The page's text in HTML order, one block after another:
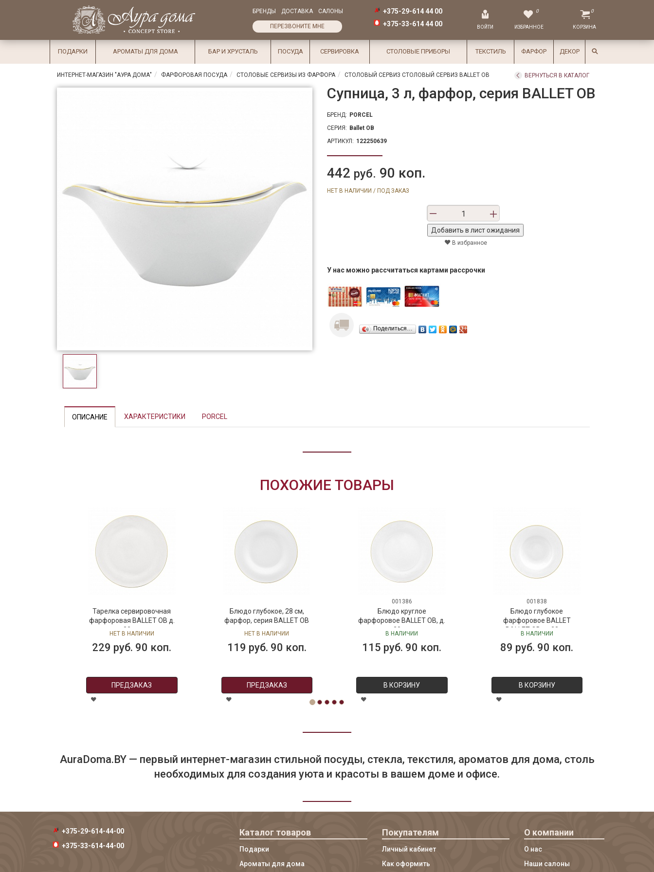
Избранное
×
СалоныДоставка
Оплата
Подарки
Ароматы
для дома
БРЕНДЫ ДОСТАВКА САЛОНЫ
ПЕРЕЗВОНИТЕ МНЕ
+375-29-614 44 00
+375-33-614 44 00
ВОЙТИ
0
ИЗБРАННОЕ
0
КОРЗИНА
ПОДАРКИ АРОМАТЫ ДЛЯ ДОМА БАР И ХРУСТАЛЬ ПОСУДА СЕРВИРОВКА СТОЛОВЫЕ ПРИБОРЫ ТЕКСТИЛЬ ФАРФОР ДЕКОР
ИНТЕРНЕТ-МАГАЗИН "АУРА ДОМА" ФАРФОРОВАЯ ПОСУДА СТОЛОВЫЕ СЕРВИЗЫ ИЗ ФАРФОРА СТОЛОВЫЙ СЕРВИЗ СТОЛОВЫЙ СЕРВИЗ BALLET OB ВЕРНУТЬСЯ В КАТАЛОГ
Супница, 3 л, фарфор, серия BALLET OB
БРЕНД: PORCEL
СЕРИЯ: Ballet OB
АРТИКУЛ: 122250639
442 руб. 90 коп.
НЕТ В НАЛИЧИИ / ПОД ЗАКАЗ
В избранное
У нас можно рассчитаться картами рассрочки
Поделиться…
ОПИСАНИЕ ХАРАКТЕРИСТИКИ PORCEL
ПОХОЖИЕ ТОВАРЫ
Тарелка сервировочная
фарфоровая BALLET OB д.
32 см
НЕТ В НАЛИЧИИ
229 руб. 90 коп.
ПРЕДЗАКАЗ
Блюдо глубокое, 28 см,
фарфор, серия BALLET OB
НЕТ В НАЛИЧИИ
119 руб. 90 коп.
ПРЕДЗАКАЗ
001386
Блюдо круглое
фарфоровое BALLET OB, д.
28 см
В НАЛИЧИИ
115 руб. 90 коп.
В КОРЗИНУ
001838
Блюдо глубокое
фарфоровое BALLET
BALLET OB, д. 23 см
В НАЛИЧИИ
89 руб. 90 коп.
В КОРЗИНУ
AuraDoma.BY — первый интернет-магазин стильной посуды, стекла, текстиля, ароматов для дома, столь
необходимых для создания уюта и красоты в вашем доме и офисе.
+375-29-614-44-00
+375-33-614-44-00
Каталог товаров
Подарки
Ароматы для дома
Покупателям
Личный кабинет
Как оформить
О компании
О нас
Наши салоны